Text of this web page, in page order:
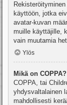
käyttöön, jotka
avatar-kuvan
muille käyttäjille,
vain muutamia
Ylös
Mikä on COPPA?
COPPA, tai
yhdysvaltalainen
mahdollisesti